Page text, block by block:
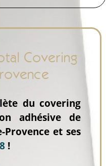
Covering
du covering
adhésive de
Provence et ses
!